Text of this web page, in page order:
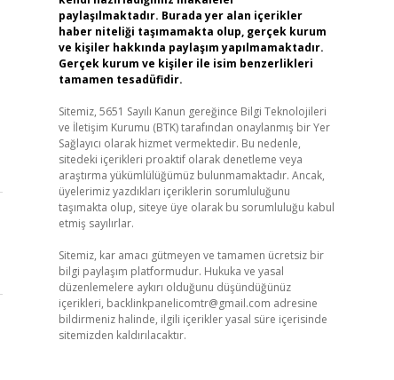
paylaşılmaktadır. Burada yer alan içerikler
haber niteliği taşımamakta olup, gerçek kurum
ve kişiler hakkında paylaşım yapılmamaktadır.
Gerçek kurum ve kişiler ile isim benzerlikleri
tamamen tesadüfidir.
Sitemiz, 5651 Sayılı Kanun gereğince Bilgi Teknolojileri
ve İletişim Kurumu (BTK) tarafından onaylanmış bir Yer
Sağlayıcı olarak hizmet vermektedir. Bu nedenle,
sitedeki içerikleri proaktif olarak denetleme veya
araştırma yükümlülüğümüz bulunmamaktadır. Ancak,
üyelerimiz yazdıkları içeriklerin sorumluluğunu
taşımakta olup, siteye üye olarak bu sorumluluğu kabul
etmiş sayılırlar.
Sitemiz, kar amacı gütmeyen ve tamamen ücretsiz bir
bilgi paylaşım platformudur. Hukuka ve yasal
düzenlemelere aykırı olduğunu düşündüğünüz
içerikleri, backlinkpanelicomtr@gmail.com adresine
bildirmeniz halinde, ilgili içerikler yasal süre içerisinde
sitemizden kaldırılacaktır.